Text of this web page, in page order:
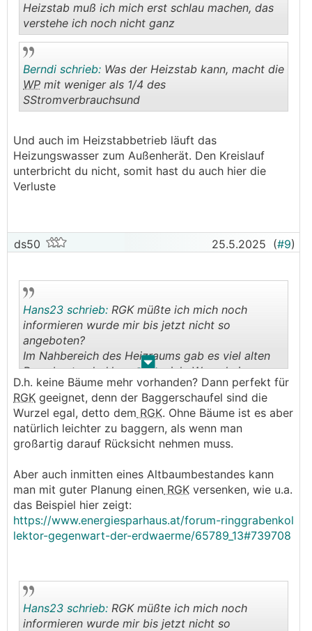
Heizstab muß ich mich erst schlau machen, das
verstehe ich noch nicht ganz
Berndi schrieb: Was der Heizstab kann, macht die
WP mit weniger als 1/4 des
SStromverbrauchsund
Und auch im Heizstabbetrieb läuft das
Heizungswasser zum Außenherät. Den Kreislauf
unterbricht du nicht, somit hast du auch hier die
Verluste
ds50 25.5.2025 (#9)
. .
Hans23 schrieb: RGK müßte ich mich noch
informieren wurde mir bis jetzt nicht so
angeboten?
Im Nahbereich des Heizraums gab es viel alten
Baumbestand, d.h. extrem viele Wurzeln im
Boden.
D.h. keine Bäume mehr vorhanden? Dann perfekt für
RGK geeignet, denn der Baggerschaufel sind die
Wurzel egal, detto dem RGK. Ohne Bäume ist es aber
natürlich leichter zu baggern, als wenn man
großartig darauf Rücksicht nehmen muss.
Aber auch inmitten eines Altbaumbestandes kann
man mit guter Planung einen RGK versenken, wie u.a.
das Beispiel hier zeigt:
https://www.energiesparhaus.at/forum-ringgrabenkol
lektor-gegenwart-der-erdwaerme/65789_13#739708
Hans23 schrieb: RGK müßte ich mich noch
informieren wurde mir bis jetzt nicht so